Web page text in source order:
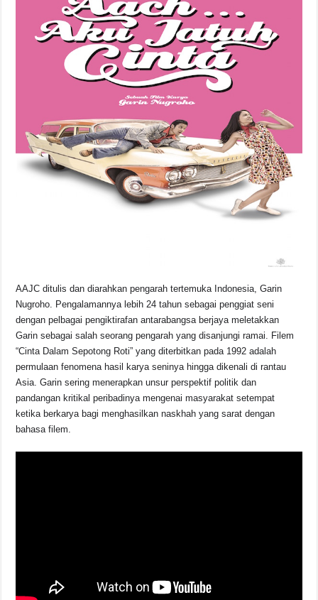
AAJC ditulis dan diarahkan pengarah tertemuka Indonesia, Garin
Nugroho. Pengalamannya lebih 24 tahun sebagai penggiat seni
dengan pelbagai pengiktirafan antarabangsa berjaya meletakkan
Garin sebagai salah seorang pengarah yang disanjungi ramai. Filem
“Cinta Dalam Sepotong Roti” yang diterbitkan pada 1992 adalah
permulaan fenomena hasil karya seninya hingga dikenali di rantau
Asia. Garin sering menerapkan unsur perspektif politik dan
pandangan kritikal peribadinya mengenai masyarakat setempat
ketika berkarya bagi menghasilkan naskhah yang sarat dengan
bahasa filem.